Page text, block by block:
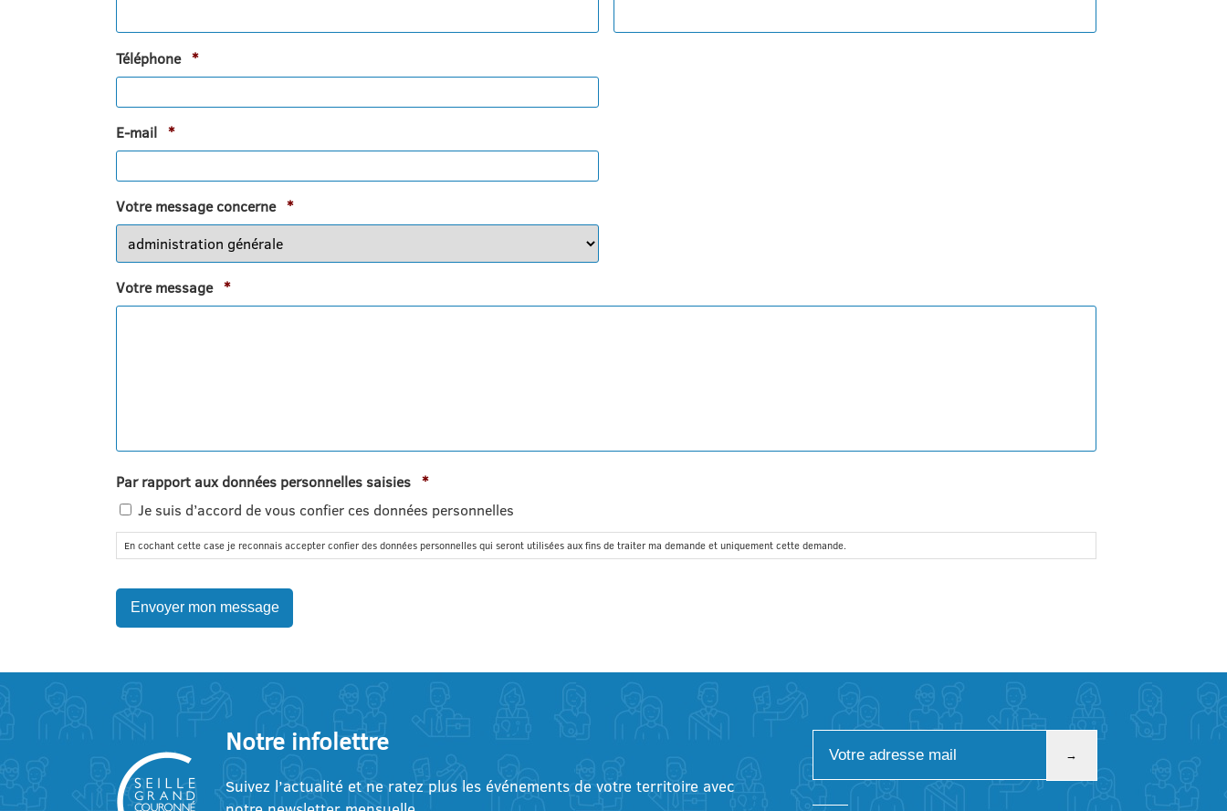
Téléphone *Obligatoire
E-mail *Obligatoire
Votre message concerne *Obligatoire
Votre message *Obligatoire
Par rapport aux données personnelles saisies *Obligatoire
Je suis d’accord de vous confier ces données personnelles
En cochant cette case je reconnais accepter confier des données personnelles qui seront utilisées aux fins de traiter ma demande et uniquement cette demande.
Notre infolettre
Suivez l’actualité et ne ratez plus les événements de votre territoire avec